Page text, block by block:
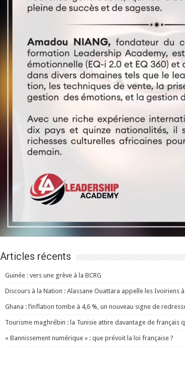
Articles récents
Guinée : vers une grève à la BCRG
Discours à la Nation : Alassane Ouattara appelle les Ivoiriens
Ghana : l’inflation tombe à 4,6 %, un nouveau signe de
Tourisme maghrébin : la Tunisie attire davantage de français
« Bannissement numérique » : que prévoit la loi française ?